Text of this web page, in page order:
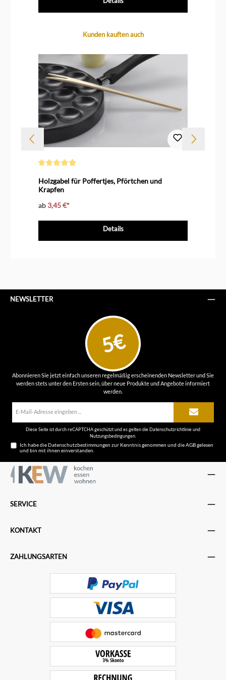
Produktgalerie überspringenKunden kauften auch
Holzgabel für Poffertjes, Pförtchen und
Krapfen
ab 3,45 €*
Details
NEWSLETTER
5€
Abonnieren Sie jetzt einfach unseren regelmäßig erscheinenden Newsletter und Sie
werden stets unter den Ersten sein, über neue Produkte und Angebote informiert
werden.
Diese Seite ist durch reCAPTCHA geschützt und es gelten dieDatenschutzrichtlinieund
Nutzungsbedingungen
Ich habe dieDatenschutzbestimmungen zur Kenntnis genommen und dieAGBgelesen
und bin mit ihnen einverstanden.
SERVICE
KONTAKT
ZAHLUNGSARTEN